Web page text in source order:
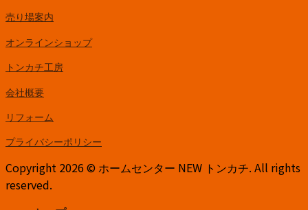
売り場案内
オンラインショップ
トンカチ工房
会社概要
リフォーム
プライバシーポリシー
Copyright 2026 © ホームセンター NEW トンカチ. All rights
reserved.